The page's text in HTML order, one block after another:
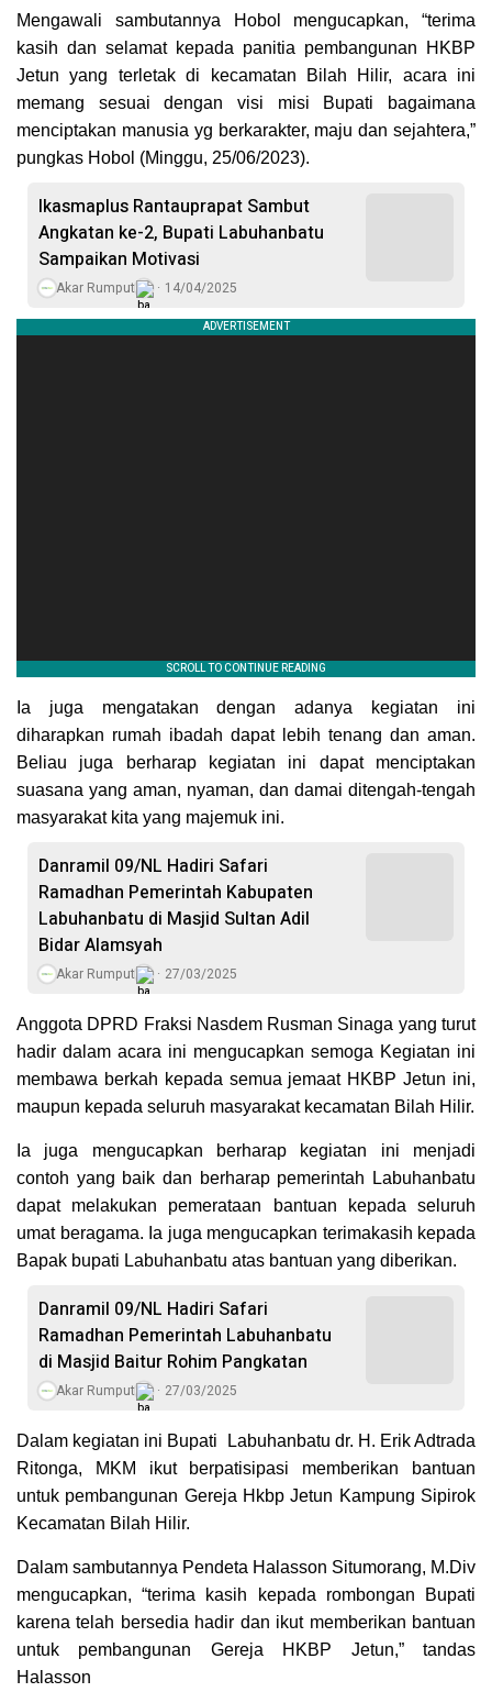
Mengawali sambutannya Hobol mengucapkan, “terima
kasih dan selamat kepada panitia pembangunan HKBP
Jetun yang terletak di kecamatan Bilah Hilir, acara ini
memang sesuai dengan visi misi Bupati bagaimana
menciptakan manusia yg berkarakter, maju dan sejahtera,”
pungkas Hobol (Minggu, 25/06/2023).
Ikasmaplus Rantauprapat Sambut
Angkatan ke-2, Bupati Labuhanbatu
Sampaikan Motivasi
Akar Rumput 14/04/2025
Ia juga mengatakan dengan adanya kegiatan ini
diharapkan rumah ibadah dapat lebih tenang dan aman.
Beliau juga berharap kegiatan ini dapat menciptakan
suasana yang aman, nyaman, dan damai ditengah-tengah
masyarakat kita yang majemuk ini.
Danramil 09/NL Hadiri Safari
Ramadhan Pemerintah Kabupaten
Labuhanbatu di Masjid Sultan Adil
Bidar Alamsyah
Akar Rumput 27/03/2025
Anggota DPRD Fraksi Nasdem Rusman Sinaga yang turut
hadir dalam acara ini mengucapkan semoga Kegiatan ini
membawa berkah kepada semua jemaat HKBP Jetun ini,
maupun kepada seluruh masyarakat kecamatan Bilah Hilir.
Ia juga mengucapkan berharap kegiatan ini menjadi
contoh yang baik dan berharap pemerintah Labuhanbatu
dapat melakukan pemerataan bantuan kepada seluruh
umat beragama. Ia juga mengucapkan terimakasih kepada
Bapak bupati Labuhanbatu atas bantuan yang diberikan.
Danramil 09/NL Hadiri Safari
Ramadhan Pemerintah Labuhanbatu
di Masjid Baitur Rohim Pangkatan
Akar Rumput 27/03/2025
Dalam kegiatan ini Bupati Labuhanbatu dr. H. Erik Adtrada
Ritonga, MKM ikut berpatisipasi memberikan bantuan
untuk pembangunan Gereja Hkbp Jetun Kampung Sipirok
Kecamatan Bilah Hilir.
Dalam sambutannya Pendeta Halasson Situmorang, M.Div
mengucapkan, “terima kasih kepada rombongan Bupati
karena telah bersedia hadir dan ikut memberikan bantuan
untuk pembangunan Gereja HKBP Jetun,” tandas
Halasson